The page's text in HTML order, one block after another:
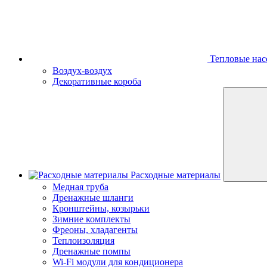
Тепловые
Воздух-воздух
Декоративные короба
Расходные материалы
Медная труба
Дренажные шланги
Кронштейны, козырьки
Зимние комплекты
Фреоны, хладагенты
Теплоизоляция
Дренажные помпы
Wi-Fi модули для кондиционера